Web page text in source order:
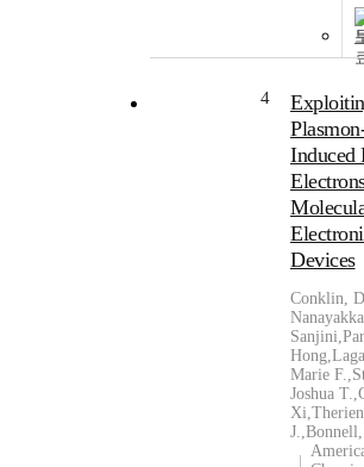
4
Induced
Devices
Conklin,
Marie
Joshua